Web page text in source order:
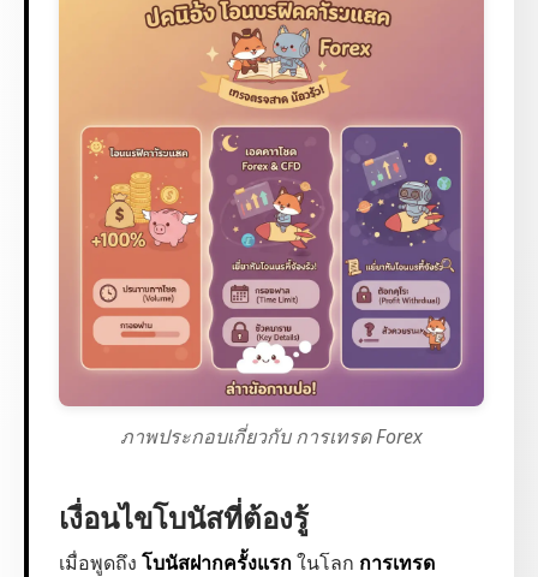
ภาพประกอบเกี่ยวกับ การเทรด Forex
เงื่อนไขโบนัสที่ต้องรู้
เมื่อพูดถึง โบนัสฝากครั้งแรกในโลก การเทรด